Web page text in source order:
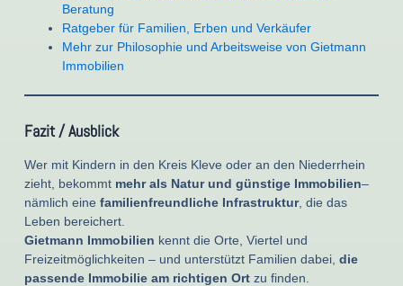
Beratung
Ratgeber für Familien, Erben und Verkäufer
Mehr zur Philosophie und Arbeitsweise von Gietmann
Immobilien
Fazit / Ausblick
Wer mit Kindern in den Kreis Kleve oder an den Niederrhein
zieht, bekommt mehr als Natur und günstige Immobilien–
nämlich eine familienfreundliche Infrastruktur, die das
Leben bereichert.
Gietmann Immobilien kennt die Orte, Viertel und
Freizeitmöglichkeiten – und unterstützt Familien dabei, die
passende Immobilie am richtigen Ortzu finden.